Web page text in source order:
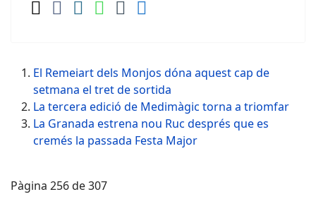
El Remeiart dels Monjos dóna aquest cap de
setmana el tret de sortida
La tercera edició de Medimàgic torna a triomfar
La Granada estrena nou Ruc després que es
cremés la passada Festa Major
Pàgina 256 de 307